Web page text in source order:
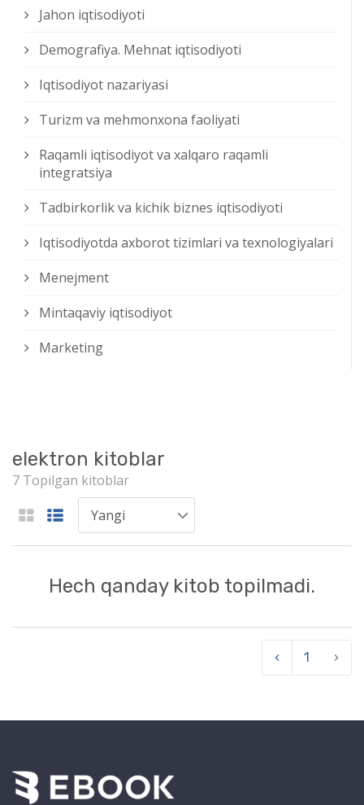
Jahon iqtisodiyoti
Demografiya. Mehnat iqtisodiyoti
Iqtisodiyot nazariyasi
Turizm va mehmonxona faoliyati
Raqamli iqtisodiyot va xalqaro raqamli
integratsiya
Tadbirkorlik va kichik biznes iqtisodiyoti
Iqtisodiyotda axborot tizimlari va texnologiyalari
Menejment
Mintaqaviy iqtisodiyot
Marketing
elektron kitoblar
7 Topilgan kitoblar
Hech qanday kitob topilmadi.
‹ 1 ›